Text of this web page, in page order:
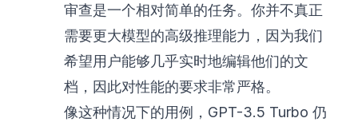
审查是一个相对简单的任务。你并不真正
需要更大模型的高级推理能力，因为我们
希望用户能够几乎实时地编辑他们的文
档，因此对性能的要求非常严格。
像这种情况下的用例，GPT-3.5 Turbo 仍